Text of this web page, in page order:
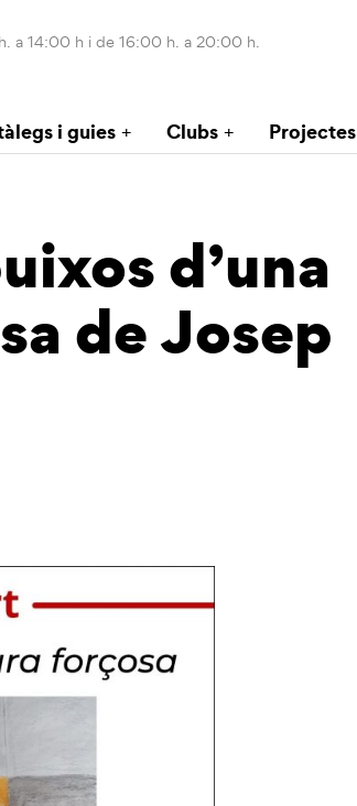
a 14:00 h i de 16:00 h. a 20:00 h.
i guies Clubs Projectes
d’una
de Josep